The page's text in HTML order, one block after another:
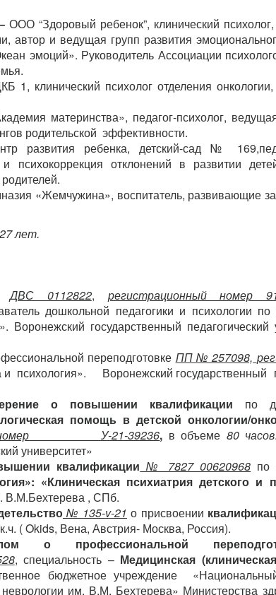
ООО “Здоровый ребенок”, клинический
автор и ведущая групп развития
эмоций». Руководитель Ассоциации
1, клинический психолог отделения
материнства», педагог-психолог,
родительской эффективности.
развития ребенка, детский-сад №
и психокоррекция отклонений в развитии
«Жемчужина», воспитатель, развивающие
лет.
ДВС 0112822, регистрационный номер
дошкольной педагогики и психологии по
Воронежский государственный педагогический
переподготовке ПП № 257098,
и психология». Воронежский государственный
о повышении квалификации по
помощь в детской онкологии/
номер У-21-39236, в объеме 80 часов
университет»
квалификации № 7827 00620968 по
: «Клиническая психиатрия детского и
, СПб.
№ 135-v-21 о присвоении
( Okids, Вена, Австрия- Москва, Россия).
о профессиональной
, специальность – Медицинская
бюджетное учреждение
им. В.М. Бехтерева» Министерства